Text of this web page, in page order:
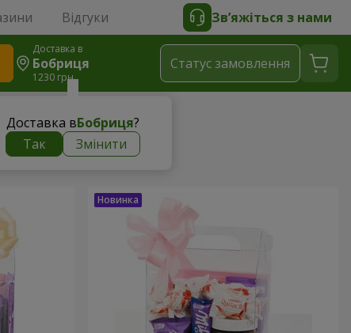
Відгуки Зв’яжіться з нами
Доставка в
Бобриця
1230 грн
Доставка вБобриця?
Так
Змінити
Статус замовлення